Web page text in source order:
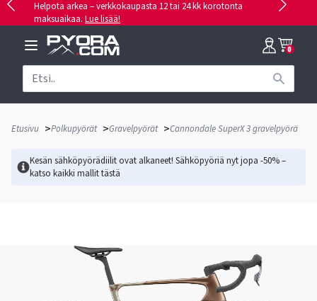
Helpota arkea – verkkokaupasta 12 tai 24 kk korotonta
maksuaikaa. Lue lisää!
0
Etusivu >Polkupyörät >Gravelpyörät >Cannondale SuperX 3 gravelpyörä
Kesän sähköpyörädiilit ovat alkaneet! Sähköpyöriä nyt jopa -50% –
katso kaikki mallittästä